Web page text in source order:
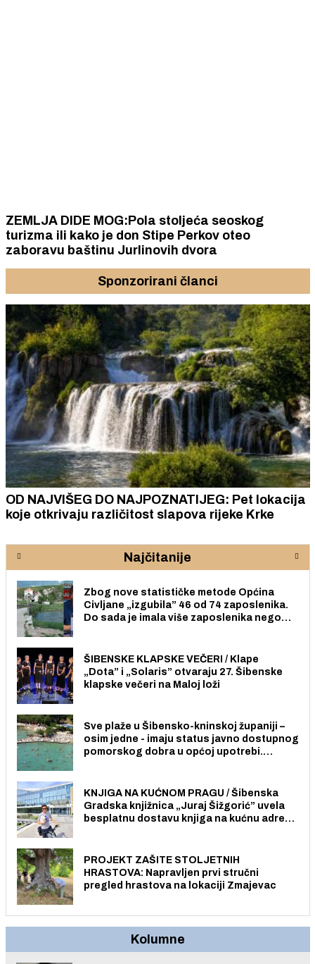
ZEMLJA DIDE MOG:Pola stoljeća seoskog
turizma ili kako je don Stipe Perkov oteo
zaboravu baštinu Jurlinovih dvora
Sponzorirani članci
OD NAJVIŠEG DO NAJPOZNATIJEG: Pet lokacija
koje otkrivaju različitost slapova rijeke Krke
Najčitanije
Zbog nove statističke metode Općina
Civljane „izgubila” 46 od 74 zaposlenika.
Do sada je imala više zaposlenika nego
ŠIBENSKE KLAPSKE VEČERI / Klape
„Dota” i „Solaris” otvaraju 27. Šibenske
klapske večeri na Maloj loži
Sve plaže u Šibensko-kninskoj županiji –
osim jedne - imaju status javno dostupnog
pomorskog dobra u općoj upotrebi.
KNJIGA NA KUĆNOM PRAGU / Šibenska
Gradska knjižnica „Juraj Šižgorić” uvela
besplatnu dostavu knjiga na kućnu adresu
PROJEKT ZAŠITE STOLJETNIH
HRASTOVA: Napravljen prvi stručni
pregled hrastova na lokaciji Zmajevac
Kolumne